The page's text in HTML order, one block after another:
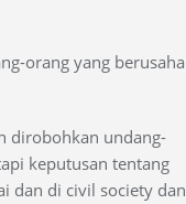
orang yang berusaha
dirobohkan undang-
keputusan tentang
dan di civil society dan